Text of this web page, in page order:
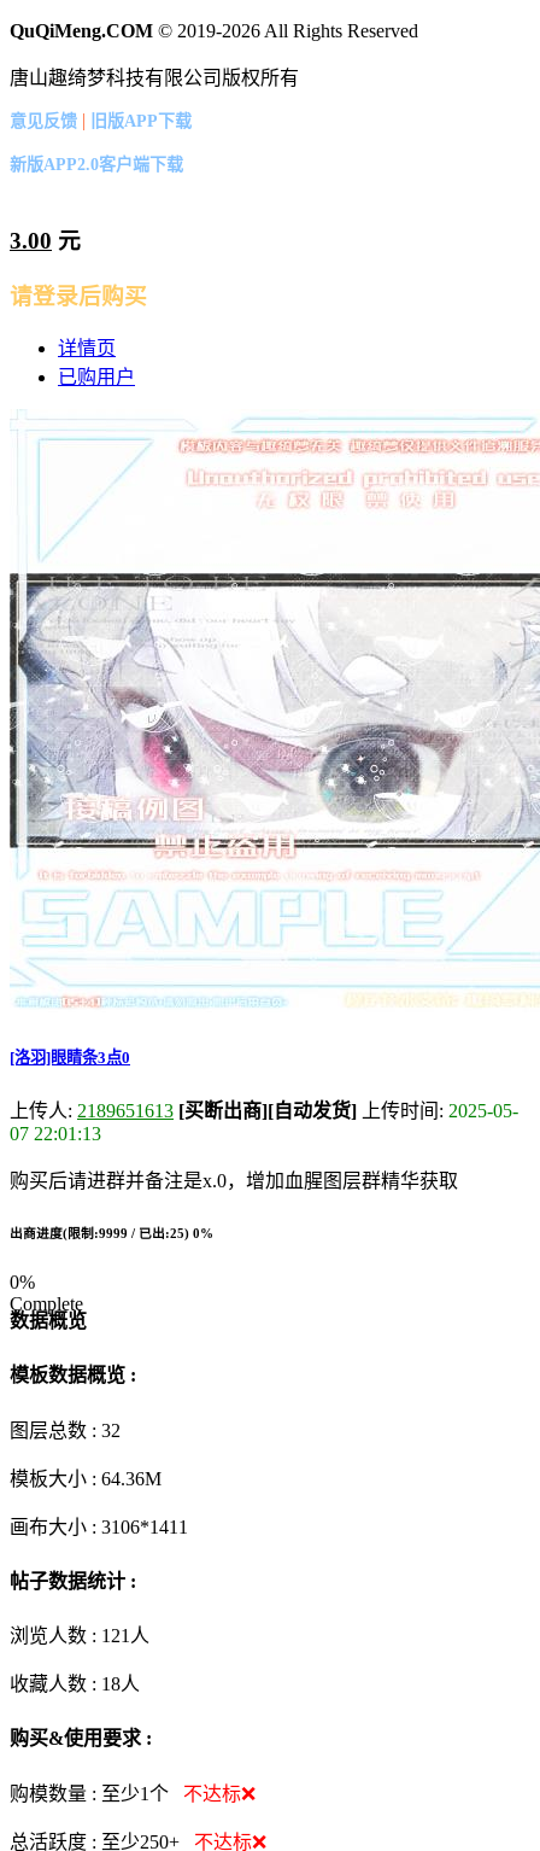
QuQiMeng.COM © 2019-2026 All Rights Reserved
唐山趣绮梦科技有限公司版权所有
意见反馈 | 旧版APP下载
新版APP2.0客户端下载
3.00 元
请登录后购买
详情页
已购用户
[洛羽]眼睛条3点0
上传人: 2189651613 [买断出商][自动发货] 上传时间: 2025-05-
07 22:01:13
购买后请进群并备注是x.0，增加血腥图层群精华获取
出商进度(限制:9999 / 已出:25) 0%
0%
Complete
数据概览
模板数据概览 :
图层总数 : 32
模板大小 : 64.36M
画布大小 : 3106*1411
帖子数据统计 :
浏览人数 : 121人
收藏人数 : 18人
购买&使用要求 :
购模数量 : 至少1个 不达标❌
总活跃度 : 至少250+ 不达标❌